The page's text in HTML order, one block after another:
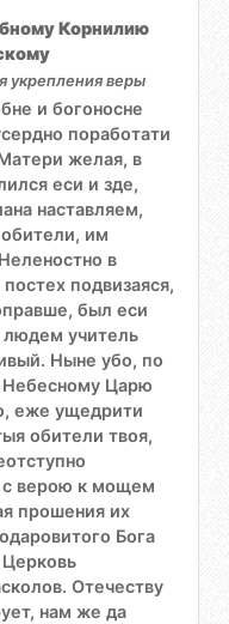
Корнилию
укрепления веры
и богоносне
поработати
желая, в
еси и зде,
наставляем,
им
в
подвизаяся,
был еси
людем учитель
Ныне убо, по
Небесному Царю
еже ущедрити
обители твоя,
верою к мощем
прошения их
Бога
Отечеству
нам же да